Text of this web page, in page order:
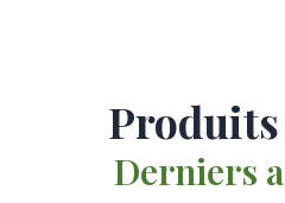
Derniers